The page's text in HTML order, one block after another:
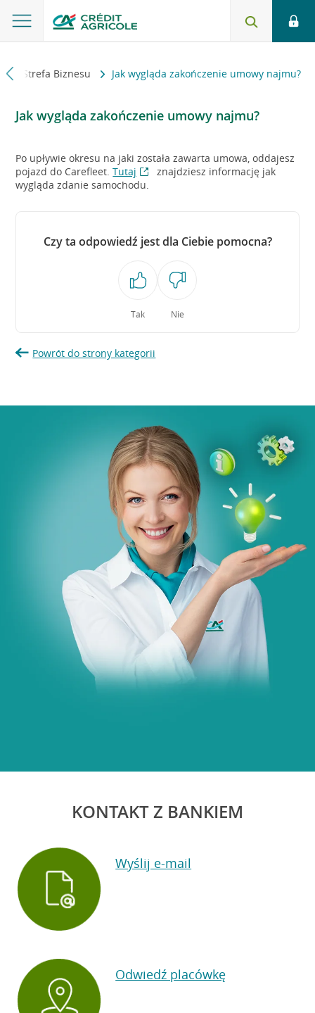
Strefa Biznesu Jak wygląda zakończenie umowy najmu?
Jak wygląda zakończenie umowy najmu?
Po upływie okresu na jaki została zawarta umowa, oddajesz
pojazd do Carefleet.Tutaj
znajdziesz informację jak
wygląda zdanie samochodu.
Czy ta odpowiedź jest dla Ciebie pomocna?
Tak Nie
Powrót do strony kategorii
KONTAKT Z BANKIEM
Wyślij e-mail
Odwiedź placówkę